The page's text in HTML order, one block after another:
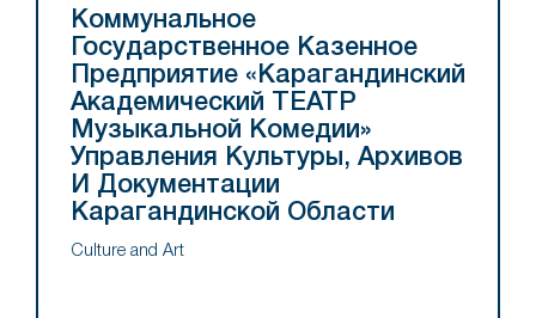
Коммунальное
Государственное Казенное
Предприятие «Карагандинский
Академический ТЕАТР
Музыкальной Комедии»
Управления Культуры, Архивов
И Документации
Карагандинской Области
Culture and Art